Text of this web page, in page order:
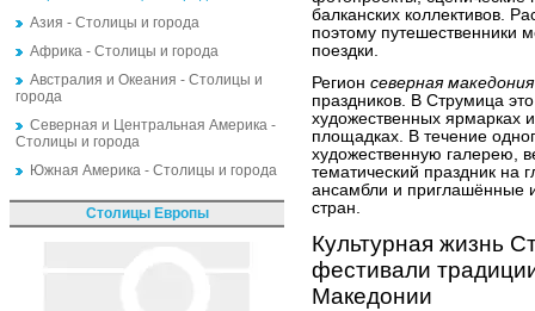
Азия - Столицы и города
Африка - Столицы и города
Австралия и Океания - Столицы и
города
Северная и Центральная Америка -
Столицы и города
Южная Америка - Столицы и города
Столицы Европы
балканских коллективов.
поэтому путешественники
поездки.
Регион северная македония
праздников. В Струмица
художественных ярмарках
площадках. В течение
художественную галерею,
тематический праздник на
ансамбли и приглашённые
стран.
Культурная жизнь
фестивали
Македонии